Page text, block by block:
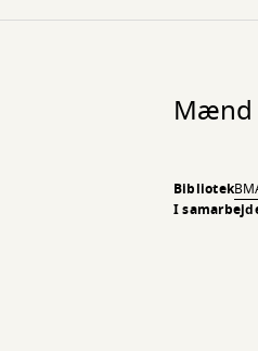
Mænd
Bibliotek
I